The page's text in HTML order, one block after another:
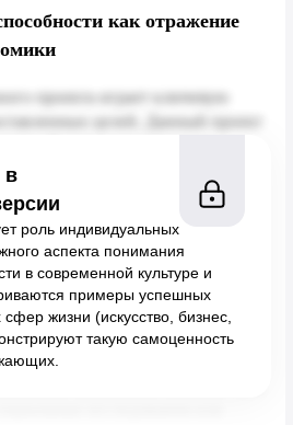
как отражение
в
роль индивидуальных
аспекта понимания
в современной культуре и
примеры успешных
жизни (искусство, бизнес,
такую самоценность